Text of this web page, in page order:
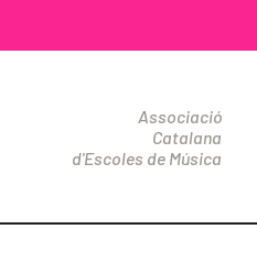
Associació
Catalana
d'Escoles de Música